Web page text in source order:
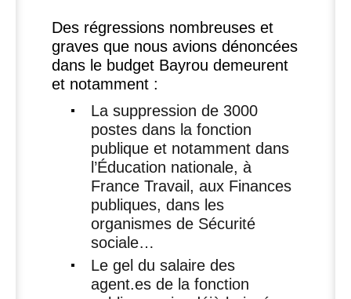
Des régressions nombreuses et
graves que nous avions dénoncées
dans le budget Bayrou demeurent
et notamment :
La suppression de 3000
postes dans la fonction
publique et notamment dans
l’Éducation nationale, à
France Travail, aux Finances
publiques, dans les
organismes de Sécurité
sociale…
Le gel du salaire des
agent.es de la fonction